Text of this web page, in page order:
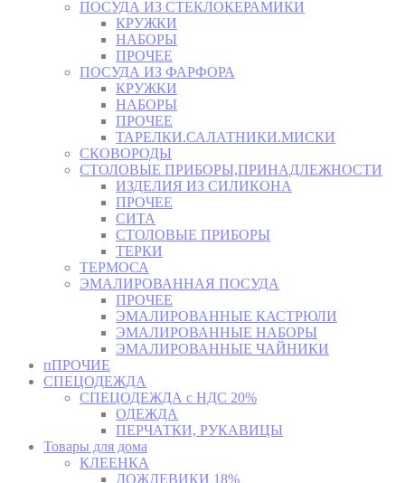
ПОСУДА ИЗ СТЕКЛОКЕРАМИКИ
КРУЖКИ
НАБОРЫ
ПРОЧЕЕ
ПОСУДА ИЗ ФАРФОРА
КРУЖКИ
НАБОРЫ
ПРОЧЕЕ
ТАРЕЛКИ.САЛАТНИКИ.МИСКИ
СКОВОРОДЫ
СТОЛОВЫЕ ПРИБОРЫ,ПРИНАДЛЕЖНОСТИ
ИЗДЕЛИЯ ИЗ СИЛИКОНА
ПРОЧЕЕ
СИТА
СТОЛОВЫЕ ПРИБОРЫ
ТЕРКИ
ТЕРМОСА
ЭМАЛИРОВАННАЯ ПОСУДА
ПРОЧЕЕ
ЭМАЛИРОВАННЫЕ КАСТРЮЛИ
ЭМАЛИРОВАННЫЕ НАБОРЫ
ЭМАЛИРОВАННЫЕ ЧАЙНИКИ
пПРОЧИЕ
СПЕЦОДЕЖДА
СПЕЦОДЕЖДА с НДС 20%
ОДЕЖДА
ПЕРЧАТКИ, РУКАВИЦЫ
Товары для дома
КЛЕЕНКА
ДОЖДЕВИКИ 18%